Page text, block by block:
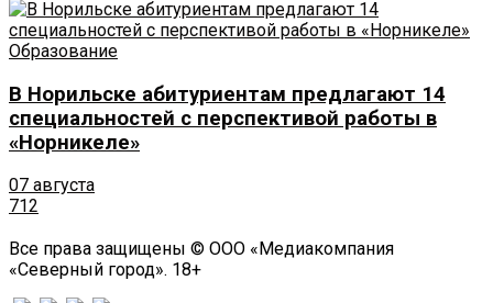
Образование
В Норильске абитуриентам предлагают 14
специальностей с перспективой работы в
«Норникеле»
07 августа
712
Все права защищены © ООО «Медиакомпания
«Северный город». 18+